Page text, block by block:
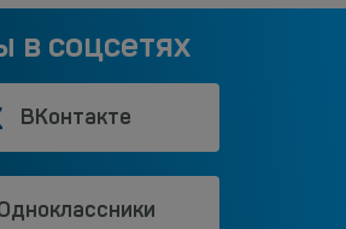
в соцсетях
ВКонтакте